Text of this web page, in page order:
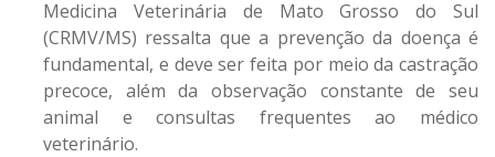
Medicina Veterinária de Mato Grosso do Sul
(CRMV/MS) ressalta que a prevenção da doença é
fundamental, e deve ser feita por meio da castração
precoce, além da observação constante de seu
animal e consultas frequentes ao médico
veterinário.